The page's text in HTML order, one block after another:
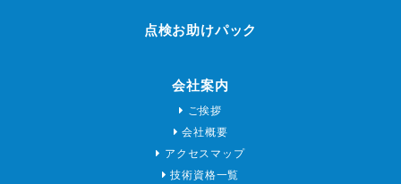
点検お助けパック
会社案内
ご挨拶
会社概要
アクセスマップ
技術資格一覧